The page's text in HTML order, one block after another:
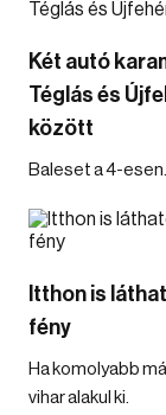
Két autó
Téglás és
között
Baleset a 4-esen.
Itthon is
fény
Ha komolyabb
vihar alakul ki.